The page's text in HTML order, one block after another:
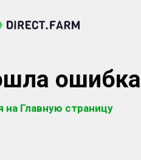
ошибка
на Главную страницу